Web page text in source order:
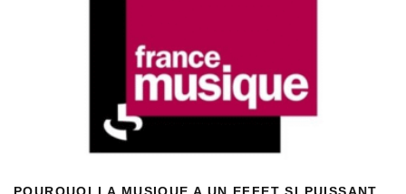
POURQUOI LA MUSIQUE A UN EFFET SI PUISSANT